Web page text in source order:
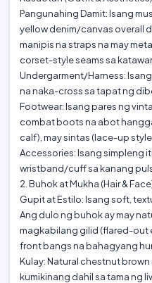
‎​Pangunahing Damit: Isang
yellow denim/canvas overall
manipis na straps na may
corset-style seams sa
‎​Undergarment/Harness:
na naka-cross sa tapat ng
‎​Footwear: Isang pares ng
combat boots na abot
calf), may sintas (lace-up
‎​Accessories: Isang simpleng
wristband/cuff sa kanang
‎​2. Buhok at Mukha (Hair &
‎​Gupit at Estilo: Isang soft,
Ang dulo ng buhok ay may
magkabilang gilid (flared-out
front bangs na bahagyang
‎​Kulay: Natural chestnut
kumikinang dahil sa tama ng